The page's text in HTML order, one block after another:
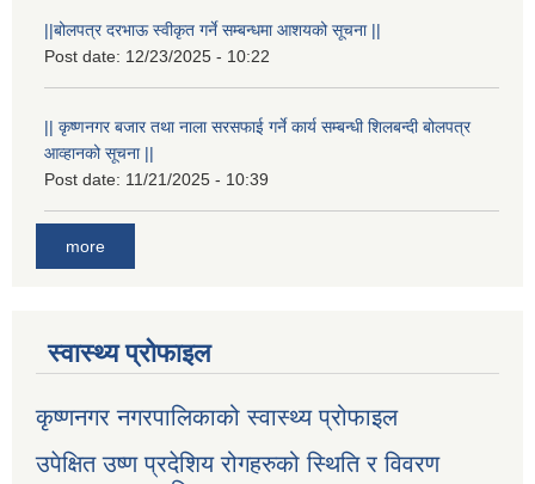
||बोलपत्र दरभाऊ स्वीकृत गर्ने सम्बन्धमा आशयको सूचना ||
Post date: 12/23/2025 - 10:22
|| कृष्णनगर बजार तथा नाला सरसफाई गर्ने कार्य सम्बन्धी शिलबन्दी बोलपत्र
आव्हानको सूचना ||
Post date: 11/21/2025 - 10:39
more
स्वास्थ्य प्रोफाइल
कृष्णनगर नगरपालिकाको स्वास्थ्य प्रोफाइल
उपेक्षित उष्ण प्रदेशिय रोगहरुको स्थिति र विवरण